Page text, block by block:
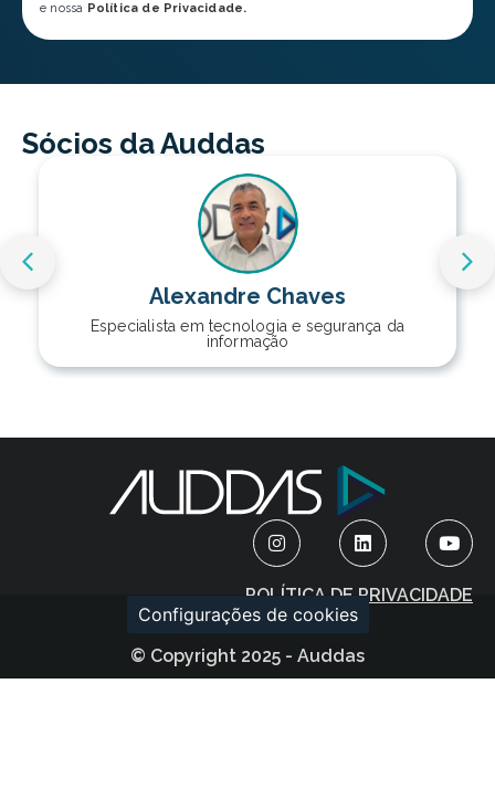
e nossa Política de Privacidade.
Sócios da Auddas
Alexandre Chaves
Especialista em tecnologia e segurança da
informação
© Copyright 2025 - Auddas
POLÍTICA DE PRIVACIDADE
Configurações de cookies